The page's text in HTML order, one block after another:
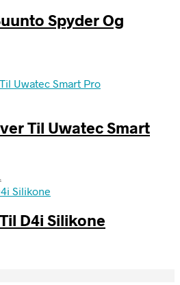
Spyder Og
Til Uwatec Smart
aktuelle
er:
141,00 kr..
D4i Silikone